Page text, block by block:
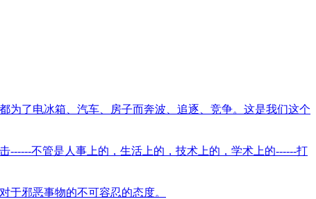
为了电冰箱、汽车、房子而奔波、追逐、竞争。这是我们这个
不管是人事上的，生活上的，技术上的，学术上的------打
于邪恶事物的不可容忍的态度。